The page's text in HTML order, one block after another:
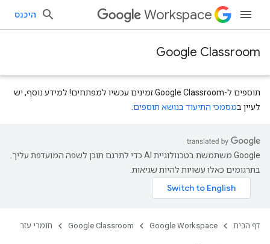
Workspace היכנס
Google Classroom
תוספים ל-Google Classroom זמינים עכשיו למפתחים! למידע נוסף, יש
לעיין במסמכי התיעוד בנושא תוספים
‫Google משתמשת בטכנולוגיית AI כדי לתרגם תוכן לשפה המועדפת עליך.
בתרגומים כאלו עשויות להיות שגיאות.
דף הבית Google Workspace
Google Classroom חומרי עזר